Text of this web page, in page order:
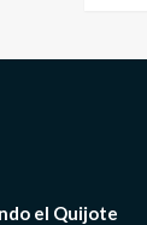
el Quijote